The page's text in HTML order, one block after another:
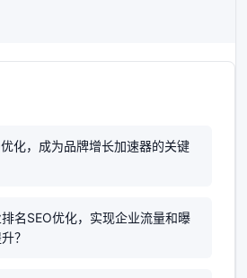
化，成为品牌增长加速器的关键
名SEO优化，实现企业流量和曝
？